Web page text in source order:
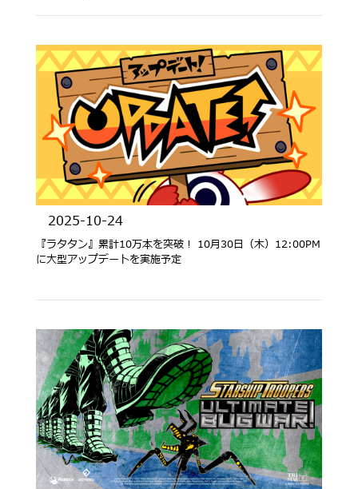
2025-10-24
『ラタタン』累計10万本を突破！ 10月30日（木）12:00PM
に大型アップデートを実施予定